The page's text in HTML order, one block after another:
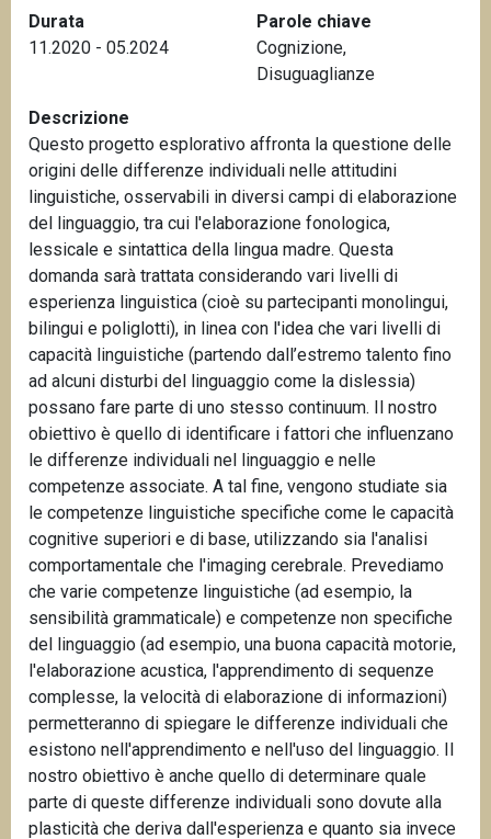
Durata
11.2020 - 05.2024
Parole chiave
Cognizione,
Disuguaglianze
Descrizione
Questo progetto esplorativo affronta la questione delle
origini delle differenze individuali nelle attitudini
linguistiche, osservabili in diversi campi di elaborazione
del linguaggio, tra cui l'elaborazione fonologica,
lessicale e sintattica della lingua madre. Questa
domanda sarà trattata considerando vari livelli di
esperienza linguistica (cioè su partecipanti monolingui,
bilingui e poliglotti), in linea con l'idea che vari livelli di
capacità linguistiche (partendo dall’estremo talento fino
ad alcuni disturbi del linguaggio come la dislessia)
possano fare parte di uno stesso continuum. Il nostro
obiettivo è quello di identificare i fattori che influenzano
le differenze individuali nel linguaggio e nelle
competenze associate. A tal fine, vengono studiate sia
le competenze linguistiche specifiche come le capacità
cognitive superiori e di base, utilizzando sia l'analisi
comportamentale che l'imaging cerebrale. Prevediamo
che varie competenze linguistiche (ad esempio, la
sensibilità grammaticale) e competenze non specifiche
del linguaggio (ad esempio, una buona capacità motorie,
l'elaborazione acustica, l'apprendimento di sequenze
complesse, la velocità di elaborazione di informazioni)
permetteranno di spiegare le differenze individuali che
esistono nell'apprendimento e nell'uso del linguaggio. Il
nostro obiettivo è anche quello di determinare quale
parte di queste differenze individuali sono dovute alla
plasticità che deriva dall'esperienza e quanto sia invece